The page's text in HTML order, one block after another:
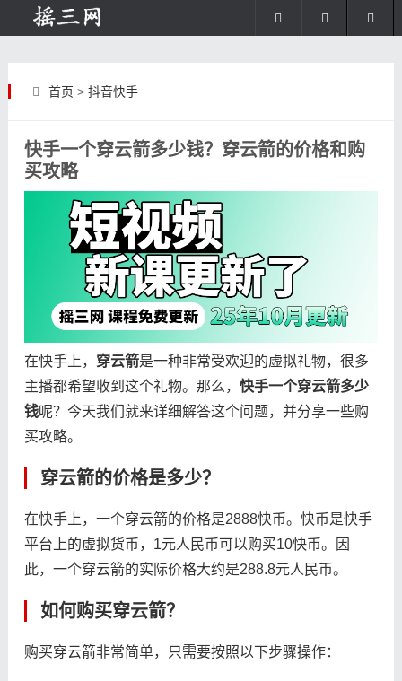
首页 > 抖音快手
快手一个穿云箭多少钱？穿云箭的价格和购
买攻略
在快手上， 穿云箭是一种非常受欢迎的虚拟礼物，很多
主播都希望收到这个礼物。那么， 快手一个穿云箭多少
钱呢？今天我们就来详细解答这个问题，并分享一些购
买攻略。
穿云箭的价格是多少？
在快手上，一个穿云箭的价格是2888快币。快币是快手
平台上的虚拟货币，1元人民币可以购买10快币。因
此，一个穿云箭的实际价格大约是288.8元人民币。
如何购买穿云箭？
购买穿云箭非常简单，只需要按照以下步骤操作：